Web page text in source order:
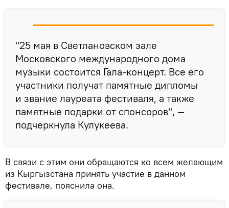
"25 мая в Светлановском зале
Московского международного дома
музыки состоится Гала-концерт. Все его
участники получат памятные дипломы
и звание лауреата фестиваля, а также
памятные подарки от спонсоров", —
подчеркнула Кулукеева.
В связи с этим они обращаются ко всем желающим
из Кыргызстана принять участие в данном
фестивале, пояснила она.